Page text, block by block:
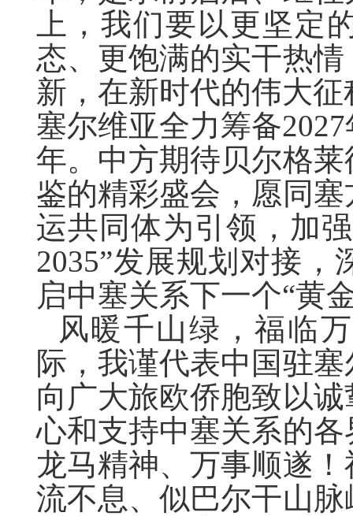
上，我们要以更坚定
态、更饱满的实干热
新，在新时代的伟大
塞尔维亚全力筹备2027
年。中方期待贝尔格
鉴的精彩盛会，愿同
运共同体为引领，加
2035”发展规划对接，
启中塞关系下一个“黄
风暖千山绿，福临
际，我谨代表中国驻
向广大旅欧侨胞致以
心和支持中塞关系的
龙马精神、万事顺遂
流不息、似巴尔干山